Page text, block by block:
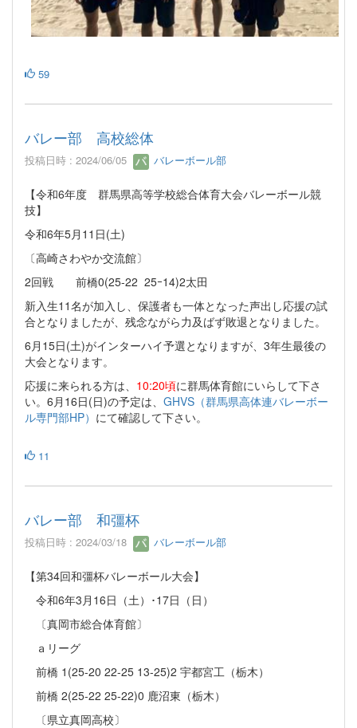
59
バレー部 高校総体
投稿日時 : 2024/06/05 バレーボール部
【令和6年度 群馬県高等学校総合体育大会バレーボール競
技】
令和6年5月11日(土)
〔高崎さわやか交流館〕
2回戦 前橋0(25-22 25ｰ14)2太田
新入生11名が加入し、保護者も一体となった声出し応援の試
合となりましたが、残念ながら力及ばず敗退となりました。
6月15日(土)がインターハイ予選となりますが、3年生最後の
大会となります。
応援に来られる方は、 10:20頃に群馬体育館にいらして下さ
い。6月16日(日)の予定は、 GHVS（群馬県高体連バレーボー
ル専門部HP） にて確認して下さい。
11
バレー部 和彊杯
投稿日時 : 2024/03/18 バレーボール部
【第34回和彊杯バレーボール大会】
令和6年3月16日（土）･17日（日）
〔真岡市総合体育館〕
ａリーグ
前橋 1(25-20 22-25 13-25)2 宇都宮工（栃木）
前橋 2(25-22 25-22)0 鹿沼東（栃木）
〔県立真岡高校〕